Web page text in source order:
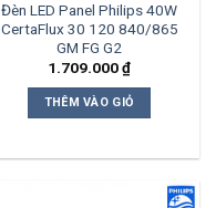
Đèn LED Panel Philips 40W
CertaFlux 30 120 840/865
GM FG G2
1.709.000₫
THÊM VÀO GIỎ